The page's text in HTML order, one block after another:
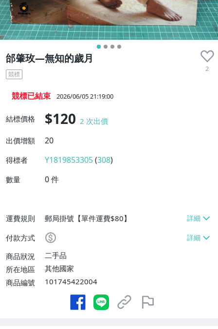
邰肇玫—無知的歲月
2
競標
競標已結束 2026/06/05 21:19:00
結標價格 $120 2 次出價
出價增額
20
得標者 Y1819853305(308)
數量 0件
運費規則
郵局掛號【單件運費$80】
付款方式
商品狀況
二手品
所在地區
其他國家
商品編號
101745422004